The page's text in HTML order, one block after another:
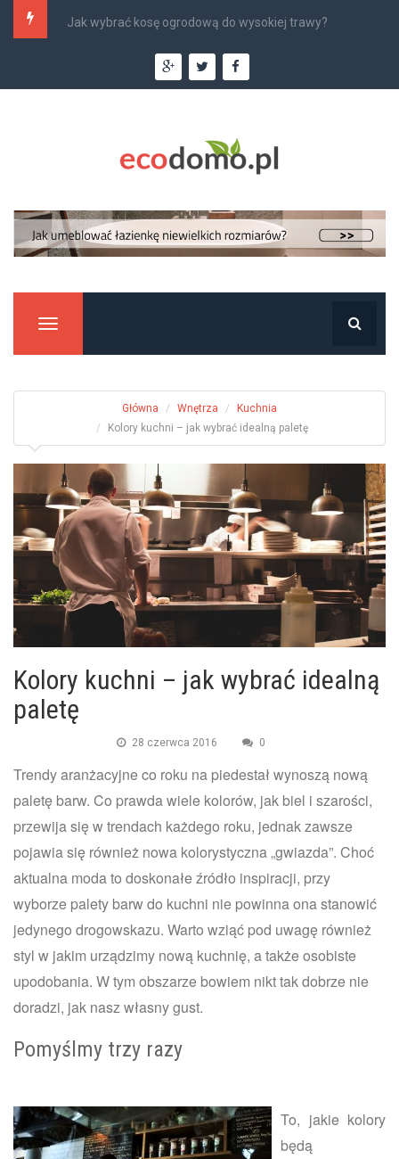
Jak wybrać kosę ogrodową do wysokiej trawy?
Manu
Główna Wnętrza
Kuchnia
Kolory kuchni – jak wybrać idealną paletę
Kolory kuchni – jak wybrać idealną
paletę
28 czerwca 2016 0
Trendy aranżacyjne co roku na piedestał wynoszą nową
paletę barw. Co prawda wiele kolorów, jak biel i szarości,
przewija się w trendach każdego roku, jednak zawsze
pojawia się również nowa kolorystyczna „gwiazda”. Choć
aktualna moda to doskonałe źródło inspiracji, przy
wyborze palety barw do kuchni nie powinna ona stanowić
jedynego drogowskazu. Warto wziąć pod uwagę również
styl w jakim urządzimy nową kuchnię, a także osobiste
upodobania. W tym obszarze bowiem nikt tak dobrze nie
doradzi, jak nasz własny gust.
Pomyślmy trzy razy
To, jakie kolory
będą